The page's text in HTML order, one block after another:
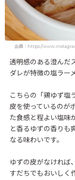
出典：https://
透明感のある澄んだ
ダレが特徴の塩ラーメ
こちらの「鶏ゆず塩
皮を使っているのが
た食感と程よい塩味
と香るゆずの香りも
なる味わいです。
ゆずの皮がなければ
すだちでもおいしく